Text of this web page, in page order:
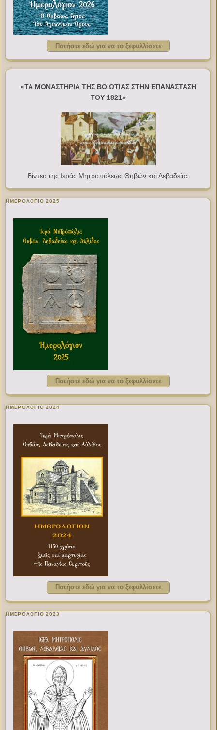
Πατήστε εδώ για να το ξεφυλλίσετε
«ΤΑ ΜΟΝΑΣΤΗΡΙΑ ΤΗΣ ΒΟΙΩΤΙΑΣ ΣΤΗΝ ΕΠΑΝΑΣΤΑΣΗ
ΤΟΥ 1821»
Βίντεο της Ιεράς Μητροπόλεως Θηβών και Λεβαδείας
ΗΜΕΡΟΛΟΓΙΟ 2025
Πατήστε εδώ για να το ξεφυλλίσετε
ΗΜΕΡΟΛΟΓΙΟ 2024
Πατήστε εδώ για να το ξεφυλλίσετε
ΗΜΕΡΟΛΟΓΙΟ 2023